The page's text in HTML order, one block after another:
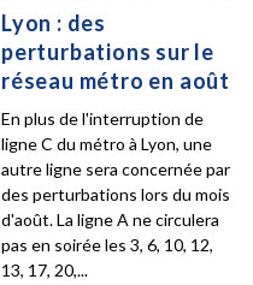
Lyon : des
perturbations sur le
réseau métro en août
En plus de l'interruption de
ligne C du métro à Lyon, une
autre ligne sera concernée par
des perturbations lors du mois
d'août. La ligne A ne circulera
pas en soirée les 3, 6, 10, 12,
13, 17, 20,...